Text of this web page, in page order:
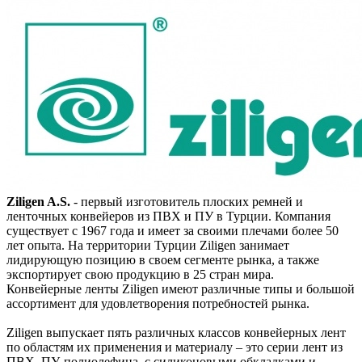
Ziligen A.S. - первый изготовитель плоских ремней и
ленточных конвейеров из ПВХ и ПУ в Турции. Компания
существует с 1967 года и имеет за своими плечами более 50
лет опыта. На территории Турции Ziligen занимает
лидирующую позицию в своем сегменте рынка, а также
экспортирует свою продукцию в 25 стран мира.
Конвейерные ленты Ziligen имеют различные типы и большой
ассортимент для удовлетворения потребностей рынка.
Ziligen выпускает пять различных классов конвейерных лент
по областям их применения и материалу – это серии лент из